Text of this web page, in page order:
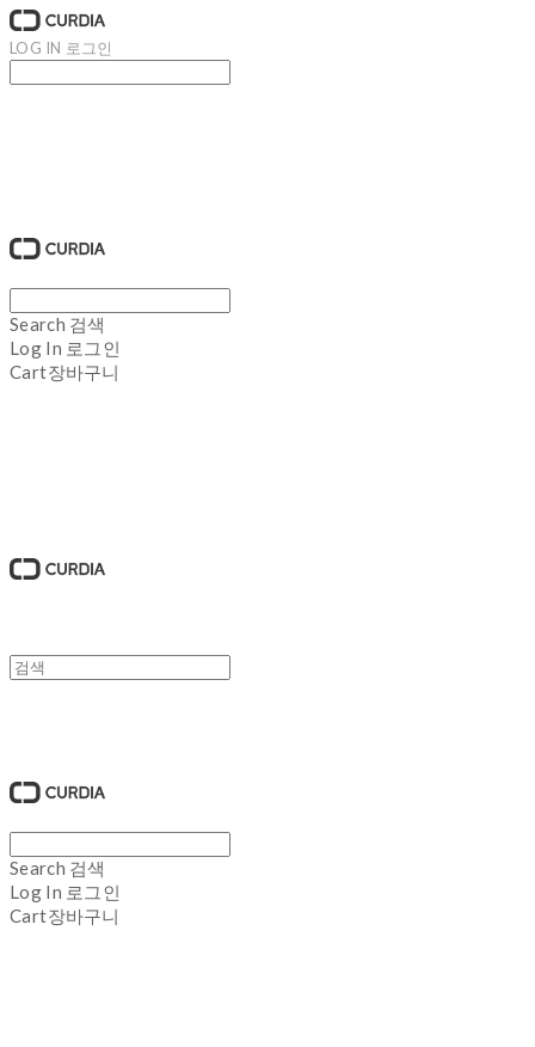
LOG IN 로그인
Search 검색
Log In 로그인
Cart장바구니
Search 검색
Log In 로그인
Cart장바구니